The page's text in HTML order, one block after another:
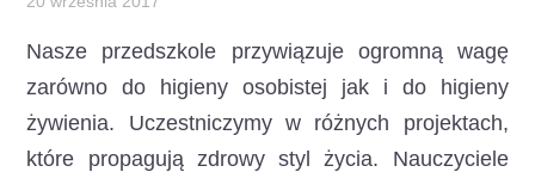
Nasze przedszkole przywiązuje ogromną wagę
zarówno do higieny osobistej jak i do higieny
żywienia. Uczestniczymy w różnych projektach,
które propagują zdrowy styl życia. Nauczyciele